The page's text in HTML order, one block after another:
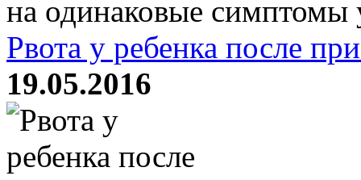
на одинаковые симптомы
Рвота у ребенка после
19.05.2016